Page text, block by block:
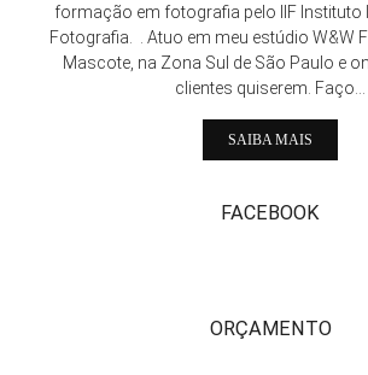
formação em fotografia pelo IIF Instituto
Fotografia. . Atuo em meu estúdio W&W
Mascote, na Zona Sul de São Paulo e
clientes quiserem. Faço...
SAIBA MAIS
FACEBOOK
ORÇAMENTO